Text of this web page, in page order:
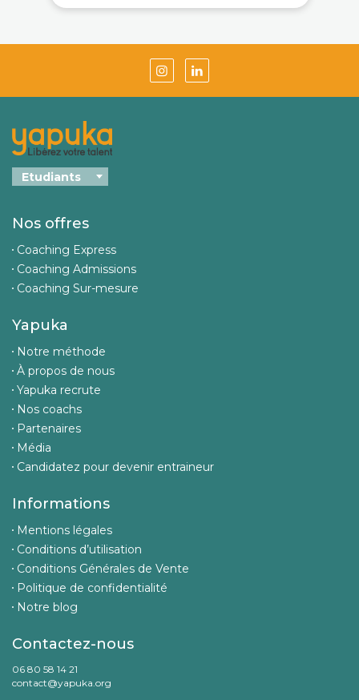
Nos offres
Coaching Express
Coaching Admissions
Coaching Sur-mesure
Yapuka
Notre méthode
À propos de nous
Yapuka recrute
Nos coachs
Partenaires
Média
Candidatez pour devenir entraineur
Informations
Mentions légales
Conditions d’utilisation
Conditions Générales de Vente
Politique de confidentialité
Notre blog
Contactez-nous
06 80 58 14 21
contact@yapuka.org